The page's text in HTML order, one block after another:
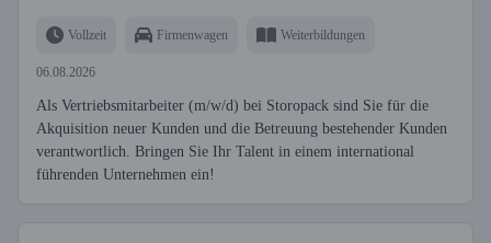
Vollzeit Firmenwagen Weiterbildungen
06.08.2026
Als Vertriebsmitarbeiter (m/w/d) bei Storopack sind Sie für die
Akquisition neuer Kunden und die Betreuung bestehender Kunden
verantwortlich. Bringen Sie Ihr Talent in einem international
führenden Unternehmen ein!